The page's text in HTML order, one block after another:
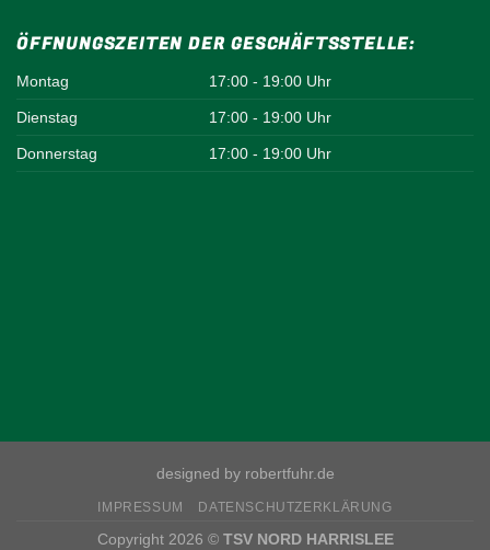
ÖFFNUNGSZEITEN DER GESCHÄFTSSTELLE:
Montag 17:00 - 19:00 Uhr
Dienstag 17:00 - 19:00 Uhr
Donnerstag 17:00 - 19:00 Uhr
designed by robertfuhr.de
IMPRESSUM DATENSCHUTZERKLÄRUNG
Copyright 2026 © TSV NORD HARRISLEE